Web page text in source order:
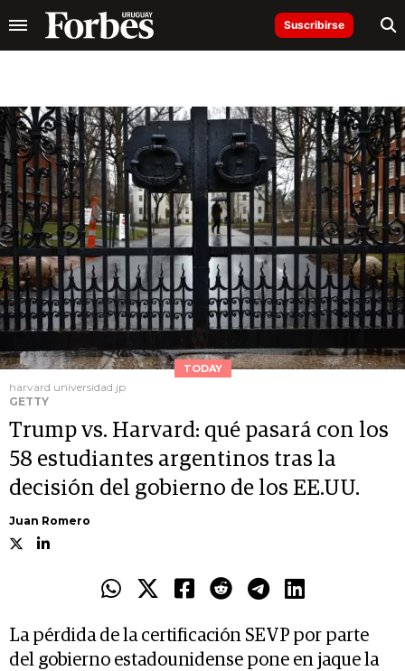
Suscribirse
TODAY
harvard universidad.jp
GETTY
Trump vs. Harvard: qué pasará con los
58 estudiantes argentinos tras la
decisión del gobierno de los EE.UU.
Juan Romero
La pérdida de la certificación SEVP por parte
del gobierno estadounidense pone en jaque la